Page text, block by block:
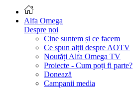
Alfa Omega
Despre noi
Cine suntem și ce facem
Ce spun alții despre AOTV
Noutăți Alfa Omega TV
Proiecte - Cum poți fi parte?
Donează
Campanii media